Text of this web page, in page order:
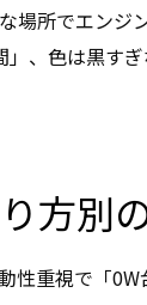
場所でエン
」、色は黒す
方別
性重視で「0W